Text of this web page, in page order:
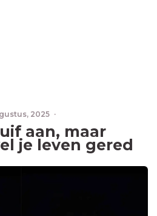
2025 ·
aan, maar
je leven gered